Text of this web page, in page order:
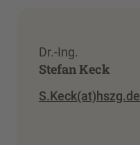
Dr.-Ing.
Stefan Keck
S.Keck(at)hszg.de